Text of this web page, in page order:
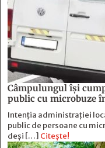
Câmpulungul îşi
public cu microbuze
Intenția administrației
public de persoane cu
deși […] Citește!